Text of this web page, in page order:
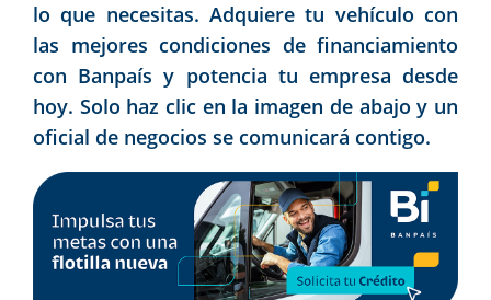
lo que necesitas. Adquiere tu vehículo con
las mejores condiciones de financiamiento
con Banpaís y potencia tu empresa desde
hoy. Solo haz clic en la imagen de abajo y un
oficial de negocios se comunicará contigo.